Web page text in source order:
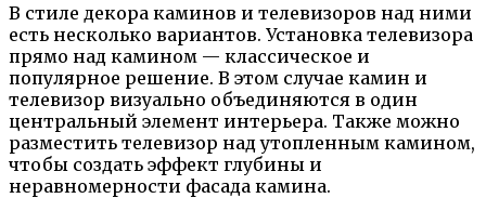
В стиле декора каминов и телевизоров над ними
есть несколько вариантов. Установка телевизора
прямо над камином — классическое и
популярное решение. В этом случае камин и
телевизор визуально объединяются в один
центральный элемент интерьера. Также можно
разместить телевизор над утопленным камином,
чтобы создать эффект глубины и
неравномерности фасада камина.